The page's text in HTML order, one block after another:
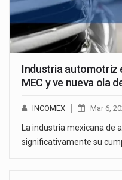
Industria automotriz
MEC y ve nueva ola
INCOMEX Mar 6,
La industria mexicana de
significativamente su